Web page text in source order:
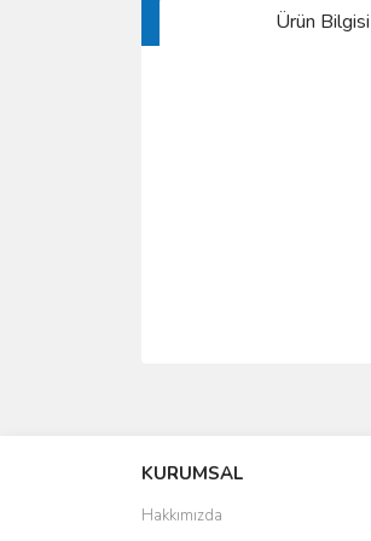
Ürün Bilgisi
Ürün resmi kalitesiz,
Ürün açıklamasında
KURUMSAL
Hakkımızda